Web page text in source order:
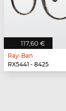
117,60 €
Ray-Ban
RX5441 - 8425